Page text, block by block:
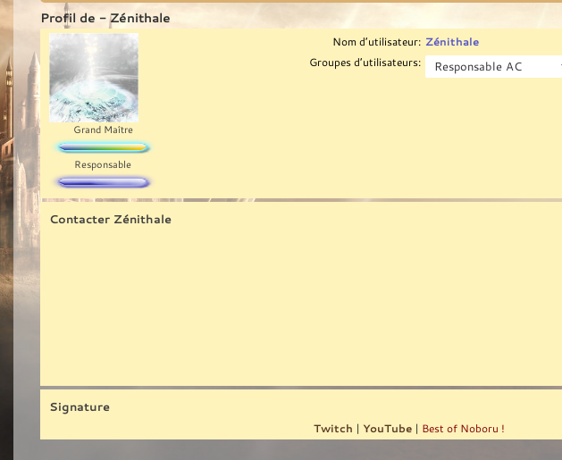
Profil de - Zénithale
Grand Maître
Responsable
Nom d’utilisateur: Zénithale
Groupes d’utilisateurs:
Contacter Zénithale
Signature
Twitch | YouTube | Best of Noboru !